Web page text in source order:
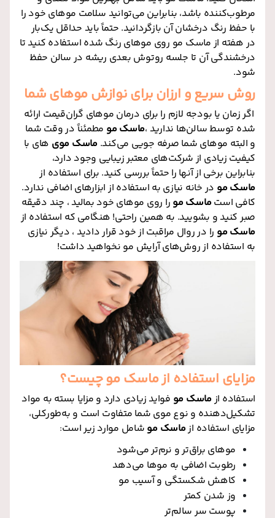
مرطوب‌کننده باشد، بنابراین می‌توانید سلامت موهای خود را
با حفظ رنگ درخشان آن بازگردانید. حتماً باید حداقل یک‌بار
در هفته از ماسک مو روی موهای رنگ شده استفاده کنید تا
درخشندگی آن تا جلسه روتوش بعدی ریشه در سالن حفظ
شود.
روش سریع و ارزان برای نوازش موهای شما
اگر زمان یا بودجه لازم را برای درمان موهای گران‌قیمت ارائه
شده توسط سالن‌ها ندارید ،ماسک مو مطمئناً در وقت شما
و البته موهای شما صرفه جویی می‌کند.ماسک موی های با
کیفیت زیادی از شرکت‌های معتبر زیبایی وجود دارد،
بنابراین برخی از آنها را حتماً بررسی کنید. برای استفاده از
ماسک مو در خانه نیازی به استفاده از ابزارهای اضافی ندارد.
کافی استماسک مو را روی موهای خود بمالید ، چند دقیقه
صبر کنید و بشویید. به همین راحتی! هنگامی که استفاده از
ماسک مو را در روال مراقبت از خود قرار دادید ، دیگر نیازی
به استفاده از روش‌های آرایش مو نخواهید داشت!
مزایای استفاده از ماسک مو چیست؟
استفاده ازماسک مو فواید زیادی دارد و مزایا بسته به مواد
تشکیل‌دهنده و نوع موی شما متفاوت است و به‌طورکلی،
مزایای استفاده ازماسک مو شامل موارد زیر است:
موهای براق‌تر و نرم‌تر می‌شود
رطوبت اضافی به موها می‌دهد
کاهش شکستگی و آسیب مو
وز شدن کمتر
پوست سر سالم‌تر